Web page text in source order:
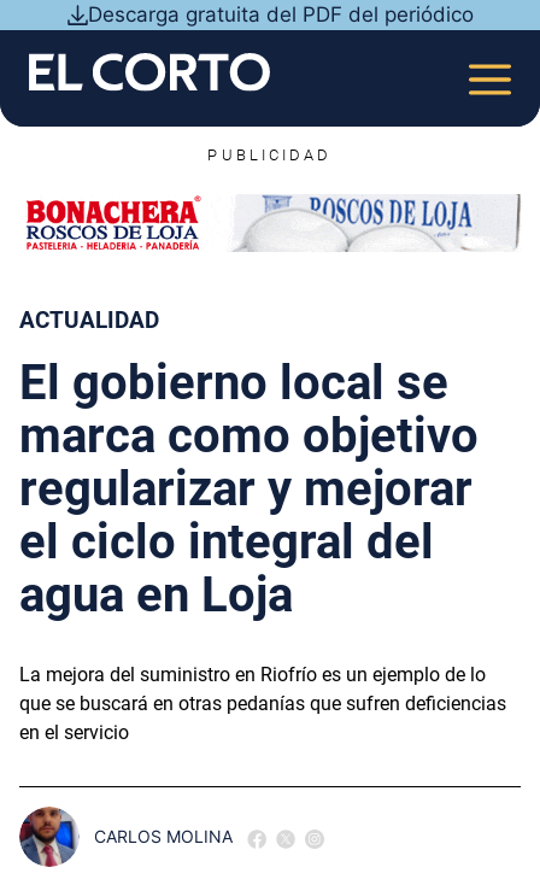
contenido
Descarga gratuita del PDF del periódico
PUBLICIDAD
ACTUALIDAD
El gobierno local se
marca como objetivo
regularizar y mejorar
el ciclo integral del
agua en Loja
La mejora del suministro en Riofrío es un ejemplo de lo
que se buscará en otras pedanías que sufren deficiencias
en el servicio
CARLOS MOLINA